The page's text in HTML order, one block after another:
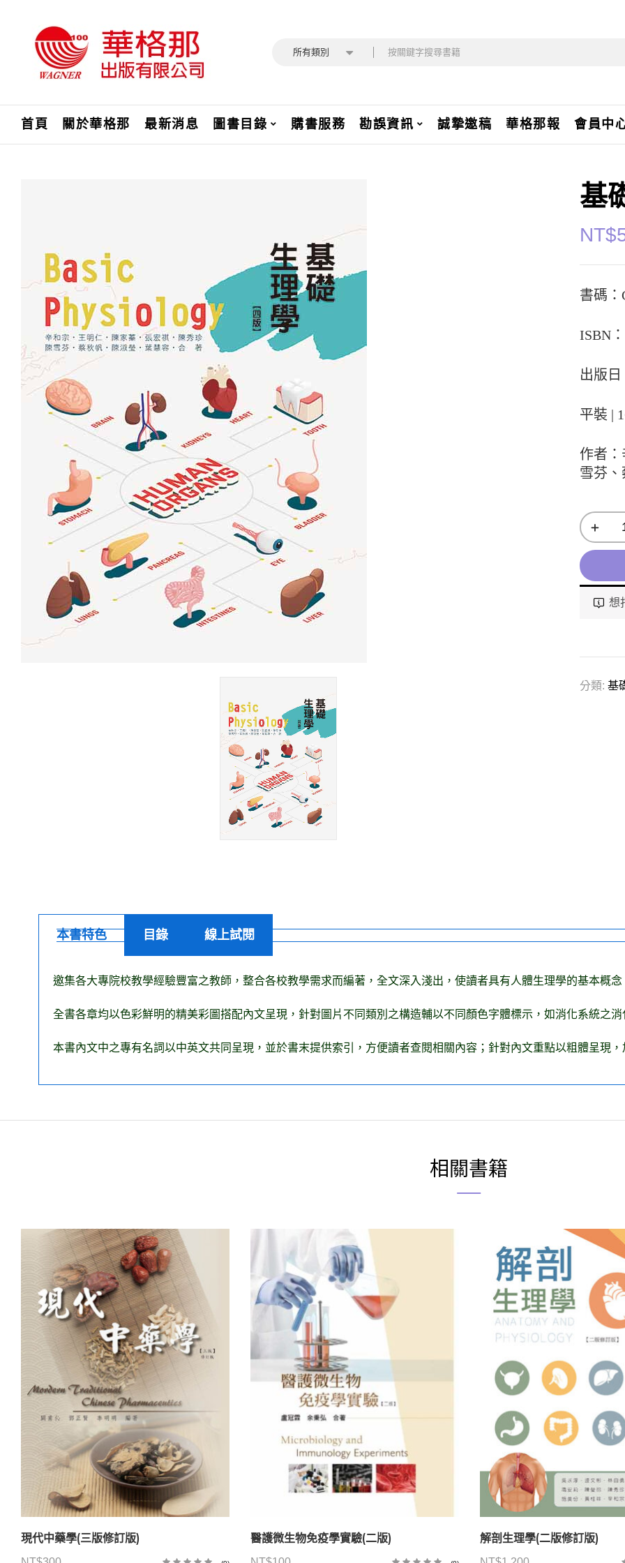
所有類別
首頁 關於華格那 最新消息 圖書目錄 購書服務 勘誤資訊 誠摯邀稿 華格那報 會員中
基
NT$
書碼：
ISBN
出版日
平裝 |
作者
雪芬
想
分類:基
本書特色 目錄 線上試閱
邀集各大專院校教學經驗豐富之教師，整合各校教學需求而編著，全文深入淺出，使讀者具有人體生理學的基本概念
全書各章均以色彩鮮明的精美彩圖搭配內文呈現，針對圖片不同類別之構造輔以不同顏色字體標示，如消化系統之
本書內文中之專有名詞以中英文共同呈現，並於書末提供索引，方便讀者查閱相關內容；針對內文重點以粗體呈現
相關書籍
現代中藥學(三版修訂版) 醫護微生物免疫學實驗(二版) 解剖生理學(二版修訂版)